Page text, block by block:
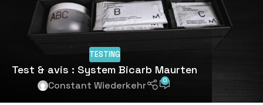
TESTING
Test & avis : System Bicarb Maurten
Constant Wiederkehr 0